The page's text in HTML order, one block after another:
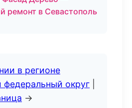
ремонт в Севастополь
в регионе
федеральный округ
→